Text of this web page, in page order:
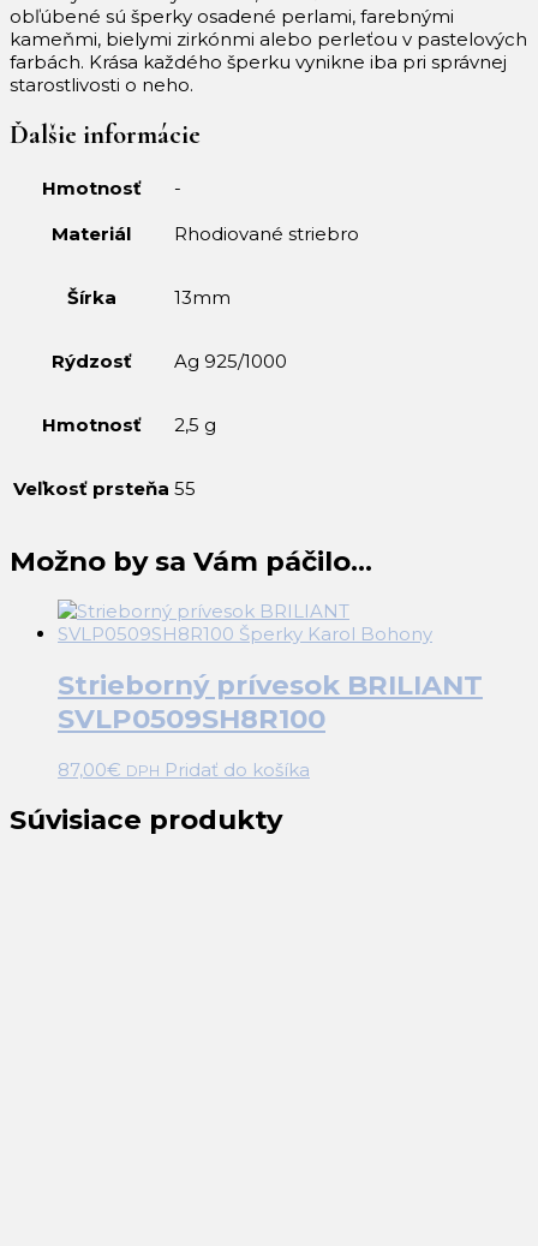
obľúbené sú šperky osadené perlami, farebnými
kameňmi, bielymi zirkónmi alebo perleťou v pastelových
farbách. Krása každého šperku vynikne iba pri správnej
starostlivosti o neho.
Ďalšie informácie
Hmotnosť
-
Materiál
Rhodiované striebro
Šírka 13mm
Rýdzosť Ag 925/1000
Hmotnosť 2,5 g
Veľkosť prsteňa 55
Možno by sa Vám páčilo…
Strieborný prívesok BRILIANT
SVLP0509SH8R100
87,00€ DPH Pridať do košíka
Súvisiace produkty